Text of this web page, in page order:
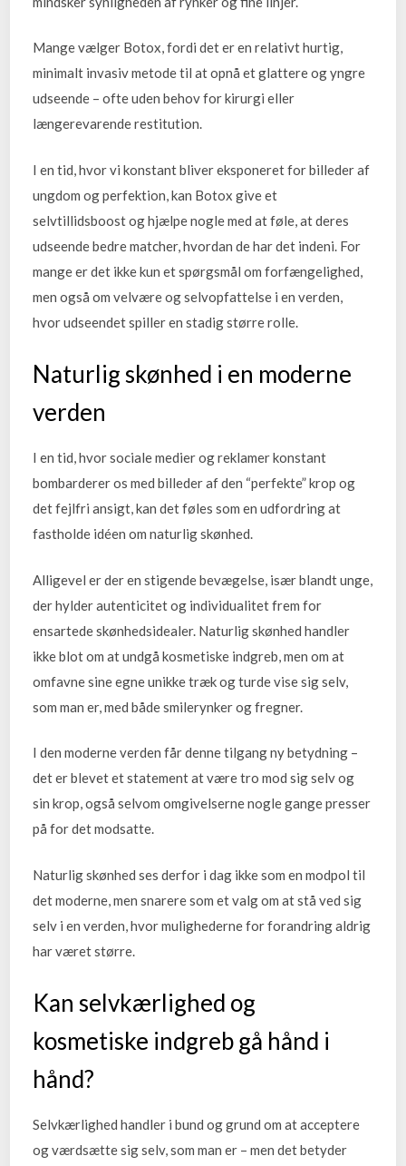
Mange vælger Botox, fordi det er en relativt hurtig,
minimalt invasiv metode til at opnå et glattere og yngre
udseende – ofte uden behov for kirurgi eller
længerevarende restitution.
I en tid, hvor vi konstant bliver eksponeret for billeder af
ungdom og perfektion, kan Botox give et
selvtillidsboost og hjælpe nogle med at føle, at deres
udseende bedre matcher, hvordan de har det indeni. For
mange er det ikke kun et spørgsmål om forfængelighed,
men også om velvære og selvopfattelse i en verden,
hvor udseendet spiller en stadig større rolle.
Naturlig skønhed i en moderne
verden
I en tid, hvor sociale medier og reklamer konstant
bombarderer os med billeder af den “perfekte” krop og
det fejlfri ansigt, kan det føles som en udfordring at
fastholde idéen om naturlig skønhed.
Alligevel er der en stigende bevægelse, især blandt unge,
der hylder autenticitet og individualitet frem for
ensartede skønhedsidealer. Naturlig skønhed handler
ikke blot om at undgå kosmetiske indgreb, men om at
omfavne sine egne unikke træk og turde vise sig selv,
som man er, med både smilerynker og fregner.
I den moderne verden får denne tilgang ny betydning –
det er blevet et statement at være tro mod sig selv og
sin krop, også selvom omgivelserne nogle gange presser
på for det modsatte.
Naturlig skønhed ses derfor i dag ikke som en modpol til
det moderne, men snarere som et valg om at stå ved sig
selv i en verden, hvor mulighederne for forandring aldrig
har været større.
Kan selvkærlighed og
kosmetiske indgreb gå hånd i
hånd?
Selvkærlighed handler i bund og grund om at acceptere
og værdsætte sig selv, som man er – men det betyder